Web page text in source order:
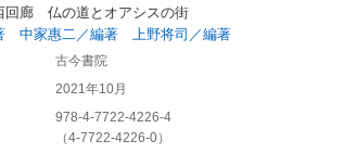
回廊 仏の道とオアシスの街
中家惠二／編著 上野将司／編著
古今書院
2021年10月
978-4-7722-4226-4
（4-7722-4226-0）